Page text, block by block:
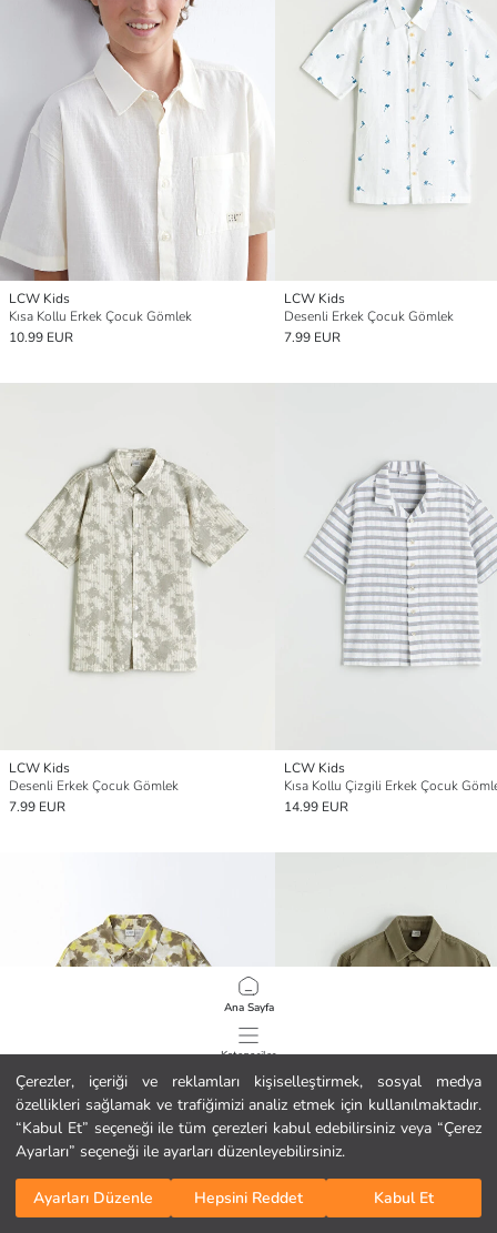
Çerezler, içeriği ve reklamları kişiselleştirmek, sosyal medya
özellikleri sağlamak ve trafiğimizi analiz etmek için kullanılmaktadır.
“Kabul Et” seçeneği ile tüm çerezleri kabul edebilirsiniz veya “Çerez
Ayarları” seçeneği ile ayarları düzenleyebilirsiniz.
Ayarları Düzenle Hepsini Reddet Kabul Et
Ana Sayfa
Kategoriler
Sepetim
LCW Kids
Kısa Kollu Erkek Çocuk Gömlek
10.99 EUR
LCW Kids
Desenli Erkek Çocuk Gömlek
7.99 EUR
LCW Kids
Desenli Erkek Çocuk Gömlek
7.99 EUR
LCW Kids
Kısa Kollu Çizgili Erkek Çocuk
14.99 EUR
1/ 73